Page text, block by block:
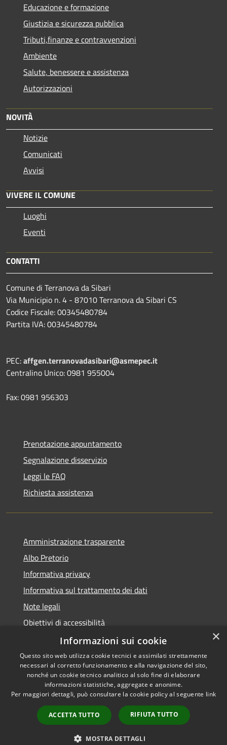
Educazione e formazione
Giustizia e sicurezza pubblica
Tributi,finanze e contravvenzioni
Ambiente
Salute, benessere e assistenza
Autorizzazioni
NOVITÀ
Notizie
Comunicati
Avvisi
VIVERE IL COMUNE
Luoghi
Eventi
CONTATTI
Comune di Terranova da Sibari
Via Municipio n. 4 - 87010 Terranova da Sibari CS
Codice Fiscale: 00345480784
Partita IVA: 00345480784
PEC:affgen.terranovadasibari@asmepec.it
Centralino Unico: 0981 955004
Fax: 0981 956303
Prenotazione appuntamento
Segnalazione disservizio
Leggi le FAQ
Richiesta assistenza
Amministrazione trasparente
Albo Pretorio
Informativa privacy
Informativa sul trattamento dei dati
Note legali
Obiettivi di accessibilità
Dichiarazione di accessibilità
RSS
Accessibilità
Copyright © 2026 • Comune di
Terranova da Sibari • Powered
byMunicipium
Accesso
redazione
×
Informazioni sui cookie
Questo sito web utilizza cookie tecnici e assimilati strettamente
necessari al corretto funzionamento e alla navigazione del sito,
nonché un cookie tecnico analitico al solo fine di elaborare
informazioni statistiche, aggregate e anonime.
Per maggiori dettagli, può consultare la cookie policy al seguente link
ACCETTA TUTTO RIFIUTA TUTTO
MOSTRA DETTAGLI